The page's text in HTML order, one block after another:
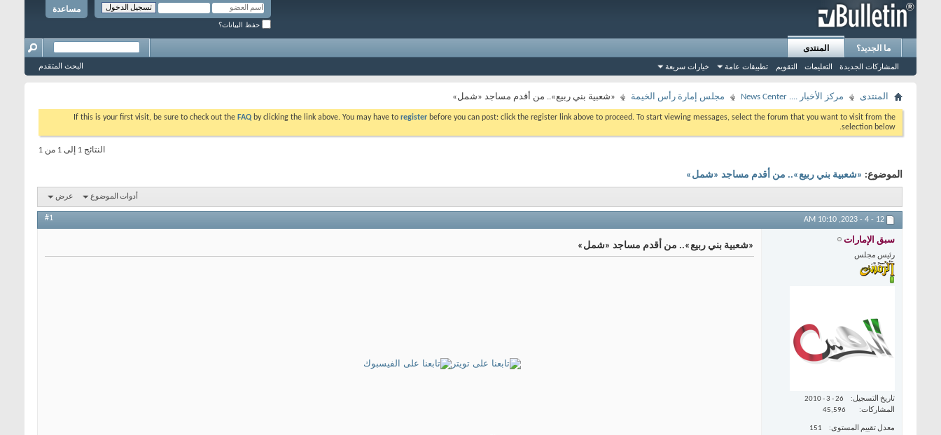
مساعدة
حفظ البيانات؟
ما الجديد؟ المنتدى
المشاركات الجديدة التعليمات التقويم تطبيقات عامة خيارات سريعة البحث المتقدم
المنتدى مركز الأخبار .... News Center مجلس إمارة رأس الخيمة «شعبية بني ربيع».. من أقدم مساجد «شمل»
If this is your first visit, be sure to check out the FAQ by clicking the link above. You may have to register before you can post: click the register link above to proceed. To start viewing messages, select the forum that you want to visit from the
selection below.
النتائج 1 إلى 1 من 1
الموضوع: «شعبية بني ربيع».. من أقدم مساجد «شمل»
أدوات الموضوع عرض
12 - 4 - 2023,
10:10 AM
#1
سبق الإمارات
رئيس مجلس
تاريخ التسجيل
26 - 3 - 2010
المشاركات
45,596
معدل تقييم المستوى 151
«شعبية بني ربيع».. من أقدم مساجد «شمل»